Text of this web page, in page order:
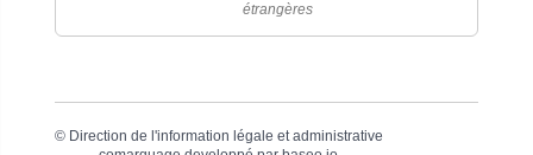
étrangères
© Direction de l'information légale et administrative